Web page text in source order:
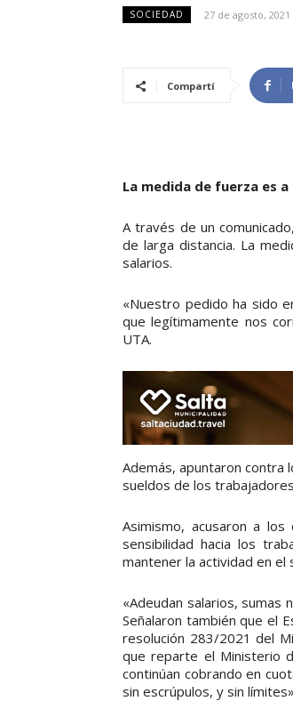
SOCIEDAD 27 de agosto, 2021
Compartí
La medida de fuerza es
A través de un
de larga distancia. La
salarios.
«Nuestro pedido ha sido
que legítimamente nos
UTA.
Además, apuntaron
sueldos de los
Asimismo, acusaron a
sensibilidad hacia los
mantener la actividad en el
«Adeudan salarios,
Señalaron también que el
resolución 283/2021 del
que reparte el Ministerio
continúan cobrando en
sin escrúpulos, y sin